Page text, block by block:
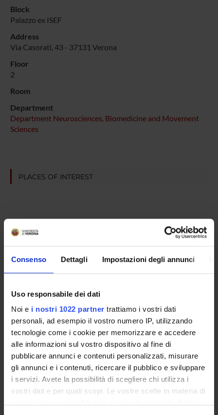
Consenso Dettagli Impostazioni degli annunci
Uso responsabile dei dati
Noi e i nostri 1022 partner trattiamo i vostri dati
personali, ad esempio il vostro numero IP, utilizzando
tecnologie come i cookie per memorizzare e accedere
alle informazioni sul vostro dispositivo al fine di
pubblicare annunci e contenuti personalizzati, misurare
gli annunci e i contenuti, ricercare il pubblico e sviluppare
i servizi. Avete la possibilità di scegliere chi utilizza i
vostri dati e per quali scopi. Le vostre scelte in materia di
Block
Palazzo ex ISEF
Address
Via Casorati, 43 - 37131 Verona
Floor
2
Room
Department
Department Neurosciences, Biomedicine and Movement
Sciences
PLACES OF INTEREST
ORGANISATION